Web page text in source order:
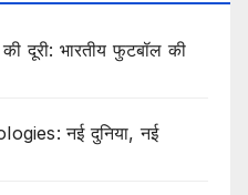
दूरी: भारतीय फुटबॉल की
नई दुनिया, नई